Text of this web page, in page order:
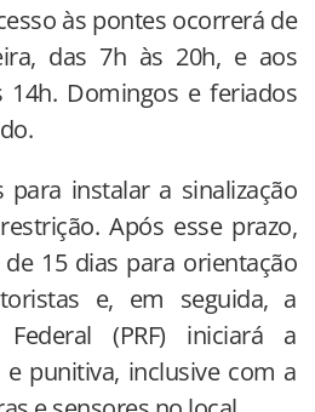
às pontes ocorrerá de
das 7h às 20h, e aos
14h. Domingos e feriados
instalar a sinalização
Após esse prazo,
15 dias para orientação
e, em seguida, a
Federal (PRF) iniciará a
punitiva, inclusive com a